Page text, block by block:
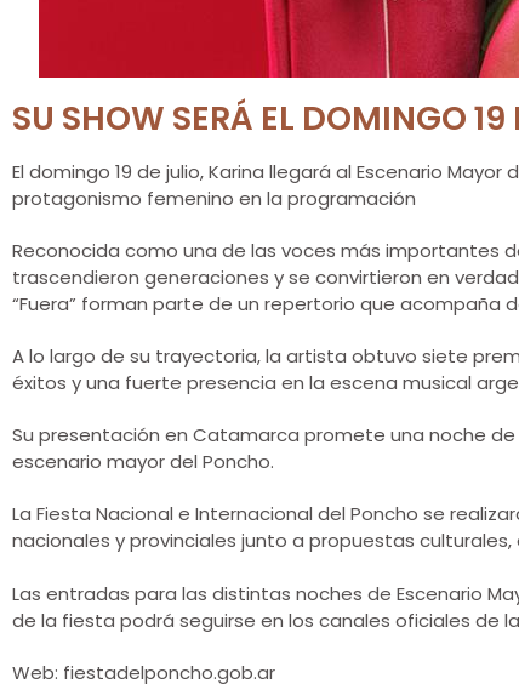
SU SHOW SERÁ EL DOMINGO 19
El domingo 19 de julio, Karina llegará al Escenario
protagonismo femenino en la programación
Reconocida como una de las voces más importantes
trascendieron generaciones y se convirtieron en
“Fuera” forman parte de un repertorio que acompaña
A lo largo de su trayectoria, la artista obtuvo siete
éxitos y una fuerte presencia en la escena musical
Su presentación en Catamarca promete una noche
escenario mayor del Poncho.
La Fiesta Nacional e Internacional del Poncho se
nacionales y provinciales junto a propuestas
Las entradas para las distintas noches de Escenario
de la fiesta podrá seguirse en los canales oficiales de
Web: fiestadelponcho.gob.ar